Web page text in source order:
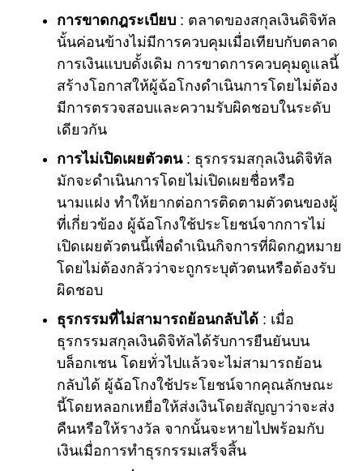
การขาดกฎระเบียบ : ตลาดของสกุลเงินดิจิทัล
นั้นค่อนข้างไม่มีการควบคุมเมื่อเทียบกับตลาด
การเงินแบบดั้งเดิม การขาดการควบคุมดูแลนี้
สร้างโอกาสให้ผู้ฉ้อโกงดำเนินการโดยไม่ต้อง
มีการตรวจสอบและความรับผิดชอบในระดับ
เดียวกัน
การไม่เปิดเผยตัวตน: ธุรกรรมสกุลเงินดิจิทัล
มักจะดำเนินการโดยไม่เปิดเผยชื่อหรือ
นามแฝง ทำให้ยากต่อการติดตามตัวตนของผู้
ที่เกี่ยวข้อง ผู้ฉ้อโกงใช้ประโยชน์จากการไม่
เปิดเผยตัวตนนี้เพื่อดำเนินกิจการที่ผิดกฎหมาย
โดยไม่ต้องกลัวว่าจะถูกระบุตัวตนหรือต้องรับ
ผิดชอบ
ธุรกรรมที่ไม่สามารถย้อนกลับได้ : เมื่อ
ธุรกรรมสกุลเงินดิจิทัลได้รับการยืนยันบน
บล็อกเชน โดยทั่วไปแล้วจะไม่สามารถย้อน
กลับได้ ผู้ฉ้อโกงใช้ประโยชน์จากคุณลักษณะ
นี้โดยหลอกเหยื่อให้ส่งเงินโดยสัญญาว่าจะส่ง
คืนหรือให้รางวัล จากนั้นจะหายไปพร้อมกับ
เงินเมื่อการทำธุรกรรมเสร็จสิ้น